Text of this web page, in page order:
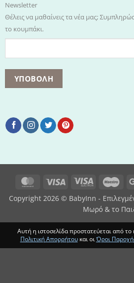
Newsletter
Θέλεις να μαθαίνεις τα νέα μας;
το κουμπάκι.
MasterCard
Visa
Visa
Copyright 2026 © BabyInn -
Μωρό & το
Αυτή η ιστοσελίδα προστατεύεται από
Πολιτική Απορρήτουκαι οιΌροι